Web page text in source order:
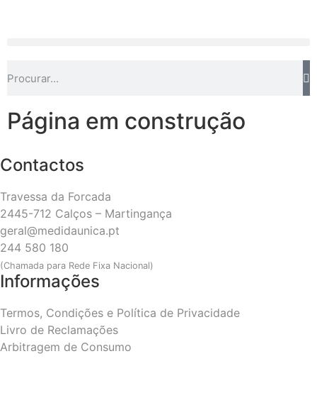
Página em construção
Contactos
Travessa da Forcada
2445-712 Calços – Martingança
geral@medidaunica.pt
244 580 180
(Chamada para Rede Fixa Nacional)
Informações
Termos, Condições e Política de Privacidade
Livro de Reclamações
Arbitragem de Consumo